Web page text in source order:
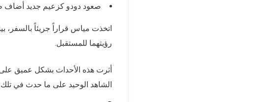
صعود دودو كزعيم جديد أضاف
اتخذت مياس قراراً جريئاً بالسفر،
رؤيتهما للمستقبل.
أثرت هذه الأحداث بشكل عميق على
الشاهد الوحيد على ما حدث في تلك